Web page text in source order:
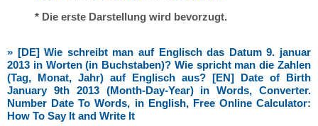
* Die erste Darstellung wird bevorzugt.
» [DE] Wie schreibt man auf Englisch das Datum 9. januar
2013 in Worten (in Buchstaben)? Wie spricht man die Zahlen
(Tag, Monat, Jahr) auf Englisch aus? [EN] Date of Birth
January 9th 2013 (Month-Day-Year) in Words, Converter.
Number Date To Words, in English, Free Online Calculator:
How To Say It and Write It